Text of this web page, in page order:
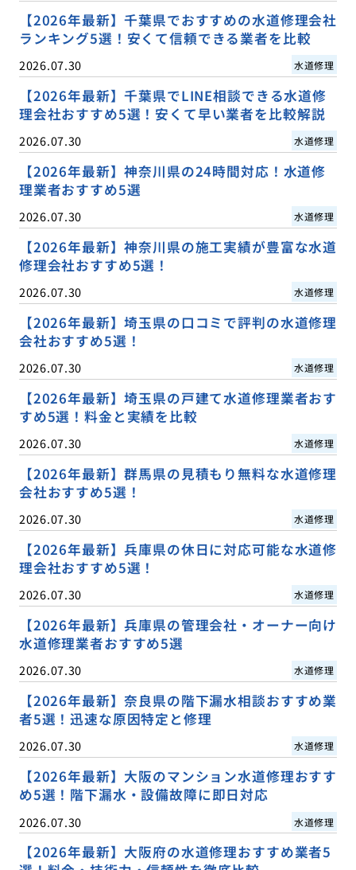
【2026年最新】千葉県でおすすめの水道修理会社
ランキング5選！安くて信頼できる業者を比較
2026.07.30 水道修理
【2026年最新】千葉県でLINE相談できる水道修
理会社おすすめ5選！安くて早い業者を比較解説
2026.07.30 水道修理
【2026年最新】神奈川県の24時間対応！水道修
理業者おすすめ5選
2026.07.30 水道修理
【2026年最新】神奈川県の施工実績が豊富な水道
修理会社おすすめ5選！
2026.07.30 水道修理
【2026年最新】埼玉県の口コミで評判の水道修理
会社おすすめ5選！
2026.07.30 水道修理
【2026年最新】埼玉県の戸建て水道修理業者おす
すめ5選！料金と実績を比較
2026.07.30 水道修理
【2026年最新】群馬県の見積もり無料な水道修理
会社おすすめ5選！
2026.07.30 水道修理
【2026年最新】兵庫県の休日に対応可能な水道修
理会社おすすめ5選！
2026.07.30 水道修理
【2026年最新】兵庫県の管理会社・オーナー向け
水道修理業者おすすめ5選
2026.07.30 水道修理
【2026年最新】奈良県の階下漏水相談おすすめ業
者5選！迅速な原因特定と修理
2026.07.30 水道修理
【2026年最新】大阪のマンション水道修理おすす
め5選！階下漏水・設備故障に即日対応
2026.07.30 水道修理
【2026年最新】大阪府の水道修理おすすめ業者5